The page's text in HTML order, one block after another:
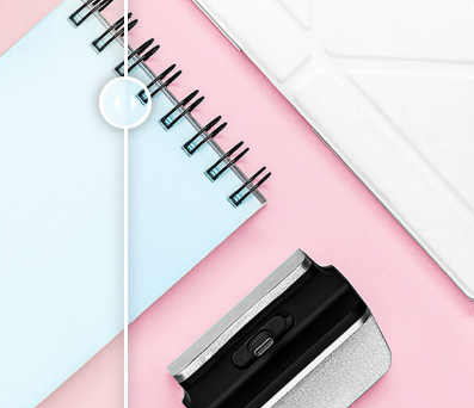
Fotoredigering av smycken